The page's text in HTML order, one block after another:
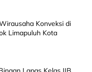
Konveksi di
Limapuluh Kota